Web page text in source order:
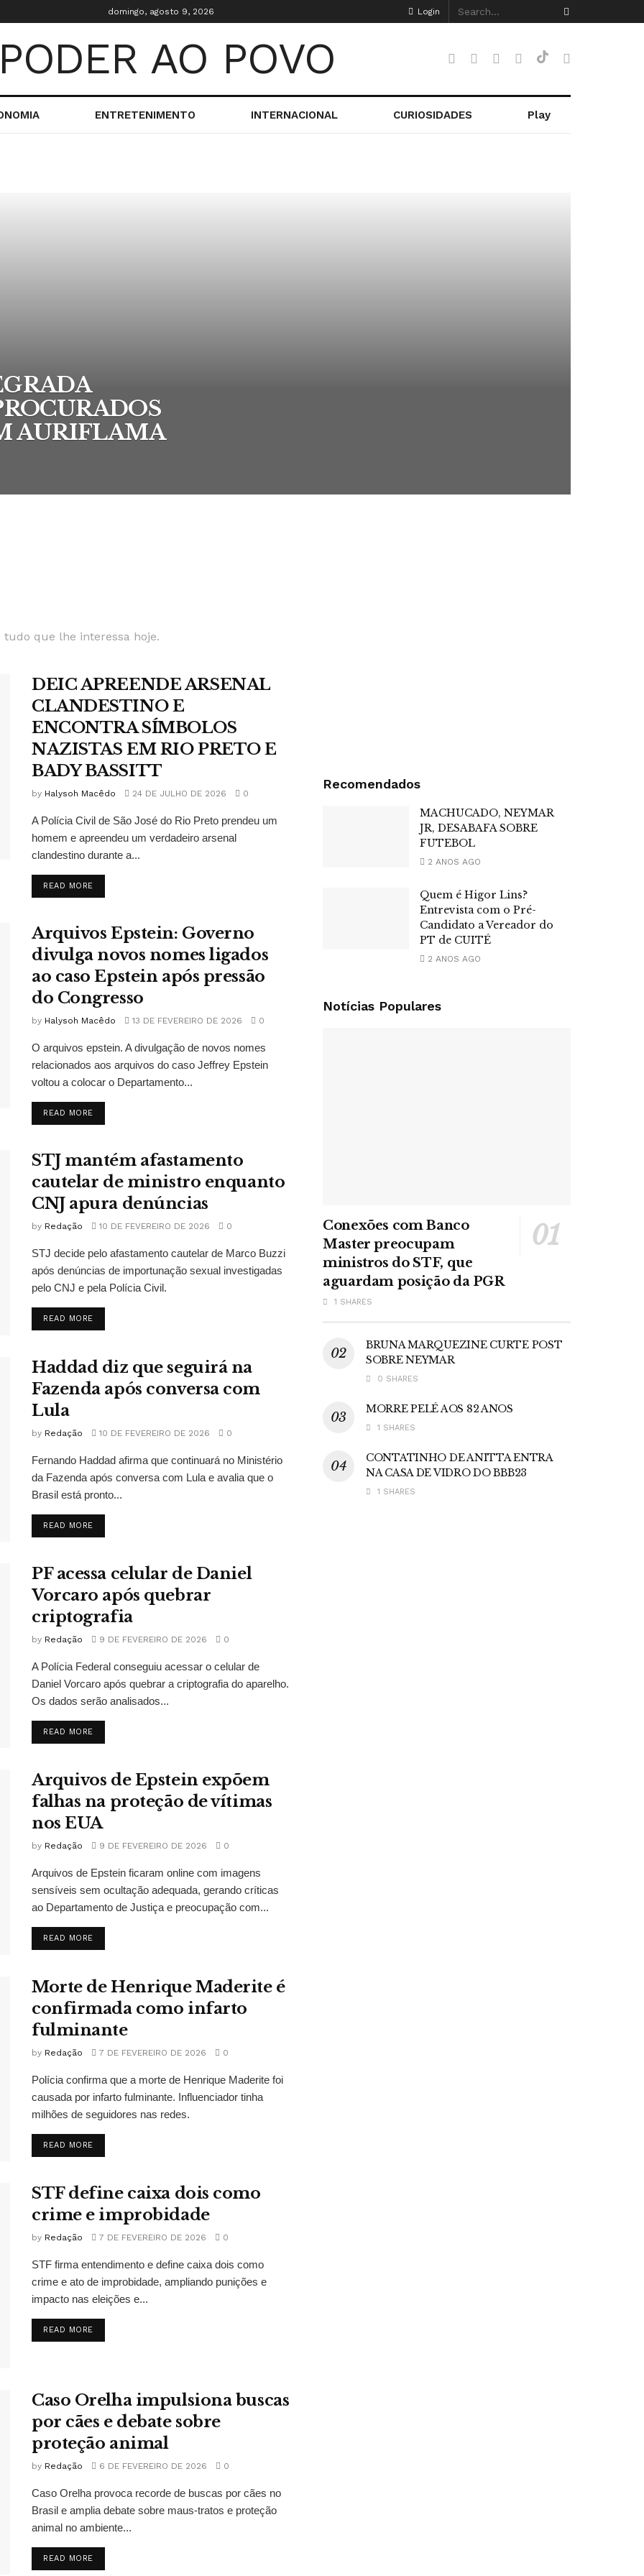
domingo, agosto 9, 2026 Login
ENTRETENIMENTO INTERNACIONAL CURIOSIDADES Play
AURIFLAMA
que lhe interessa hoje.
DEIC APREENDE ARSENAL
CLANDESTINO E
ENCONTRA SÍMBOLOS
NAZISTAS EM RIO PRETO E
BADY BASSITT
by Halysoh Macêdo 24 DE JULHO DE 2026 0
A Polícia Civil de São José do Rio Preto prendeu um
homem e apreendeu um verdadeiro arsenal
clandestino durante a...
READ MORE
Arquivos Epstein: Governo
divulga novos nomes ligados
ao caso Epstein após pressão
do Congresso
by Halysoh Macêdo 13 DE FEVEREIRO DE 2026 0
O arquivos epstein. A divulgação de novos nomes
relacionados aos arquivos do caso Jeffrey Epstein
voltou a colocar o Departamento...
READ MORE
STJ mantém afastamento
cautelar de ministro enquanto
CNJ apura denúncias
by Redação 10 DE FEVEREIRO DE 2026 0
STJ decide pelo afastamento cautelar de Marco Buzzi
após denúncias de importunação sexual investigadas
pelo CNJ e pela Polícia Civil.
READ MORE
Haddad diz que seguirá na
Fazenda após conversa com
Lula
by Redação 10 DE FEVEREIRO DE 2026 0
Fernando Haddad afirma que continuará no Ministério
da Fazenda após conversa com Lula e avalia que o
Brasil está pronto...
READ MORE
PF acessa celular de Daniel
Vorcaro após quebrar
criptografia
by Redação 9 DE FEVEREIRO DE 2026 0
A Polícia Federal conseguiu acessar o celular de
Daniel Vorcaro após quebrar a criptografia do aparelho.
Os dados serão analisados...
READ MORE
Arquivos de Epstein expõem
falhas na proteção de vítimas
nos EUA
by Redação 9 DE FEVEREIRO DE 2026 0
Arquivos de Epstein ficaram online com imagens
sensíveis sem ocultação adequada, gerando críticas
ao Departamento de Justiça e preocupação com...
READ MORE
Morte de Henrique Maderite é
confirmada como infarto
fulminante
by Redação 7 DE FEVEREIRO DE 2026 0
Polícia confirma que a morte de Henrique Maderite foi
causada por infarto fulminante. Influenciador tinha
milhões de seguidores nas redes.
READ MORE
STF define caixa dois como
crime e improbidade
by Redação 7 DE FEVEREIRO DE 2026 0
STF firma entendimento e define caixa dois como
crime e ato de improbidade, ampliando punições e
impacto nas eleições e...
READ MORE
Caso Orelha impulsiona buscas
por cães e debate sobre
proteção animal
by Redação 6 DE FEVEREIRO DE 2026 0
Caso Orelha provoca recorde de buscas por cães no
Brasil e amplia debate sobre maus-tratos e proteção
animal no ambiente...
READ MORE
Recomendados
MACHUCADO, NEYMAR
JR, DESABAFA SOBRE
FUTEBOL
2 ANOS AGO
Quem é Higor Lins?
Entrevista com o Pré-
Candidato a Vereador do
PT de CUITÉ
2 ANOS AGO
Notícias Populares
Conexões com Banco
Master preocupam
ministros do STF, que
aguardam posição da PGR
1 SHARES
BRUNA MARQUEZINE CURTE POST
SOBRE NEYMAR
0 SHARES
MORRE PELÉ AOS 82 ANOS
1 SHARES
CONTATINHO DE ANITTA ENTRA
NA CASA DE VIDRO DO BBB23
1 SHARES